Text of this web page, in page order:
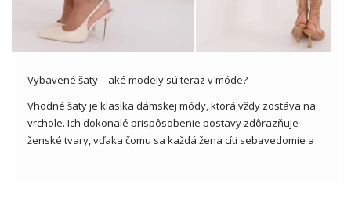
Vybavené šaty – aké modely sú teraz v móde?
Vhodné šaty je klasika dámskej módy, ktorá vždy zostáva na
vrchole. Ich dokonalé prispôsobenie postavy zdôrazňuje
ženské tvary, vďaka čomu sa každá žena cíti sebavedomie a